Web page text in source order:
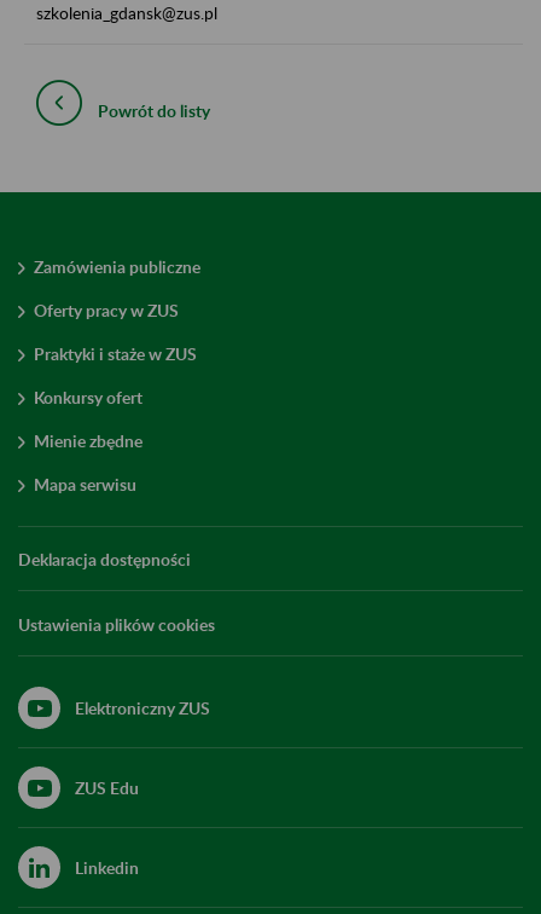
szkolenia_gdansk@zus.pl
Powrót do listy
Zamówienia publiczne
Oferty pracy w ZUS
Praktyki i staże w ZUS
Konkursy ofert
Mienie zbędne
Mapa serwisu
Deklaracja dostępności
Ustawienia plików cookies
Elektroniczny ZUS
ZUS Edu
Linkedin